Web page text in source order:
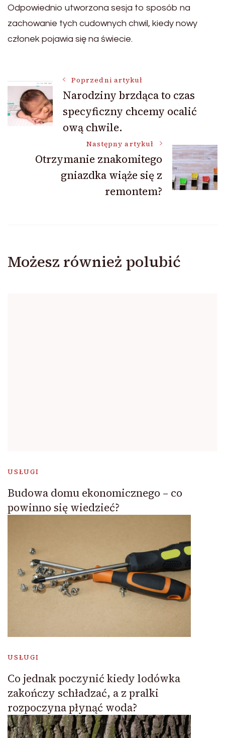
Odpowiednio utworzona sesja to sposób na
zachowanie tych cudownych chwil, kiedy nowy
członek pojawia się na świecie.
Nawigacja
wpisu
Poprzedni artykuł
Narodziny brzdąca to czas
specyficzny chcemy ocalić
ową chwile.
Następny artykuł
Otrzymanie znakomitego
gniazdka wiąże się z
remontem?
Możesz również polubić
USŁUGI
Budowa domu ekonomicznego – co
powinno się wiedzieć?
USŁUGI
Co jednak poczynić kiedy lodówka
zakończy schładzać, a z pralki
rozpoczyna płynąć woda?